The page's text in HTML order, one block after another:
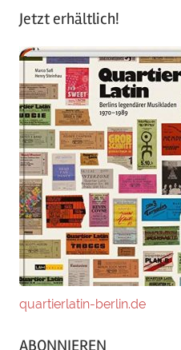
Jetzt erhältlich!
quartierlatin-berlin.de
ABONNIEREN